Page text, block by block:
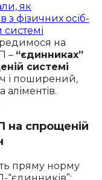
як
з фізичних осіб-
на
– “єдинниках”
системі
і поширений,
на спрощеній
пряму норму